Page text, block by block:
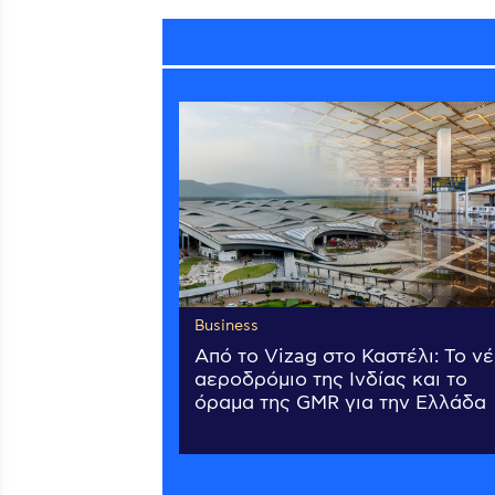
Business
Από το Vizag στο Καστέλι: Το
αεροδρόμιο της Ινδίας και το
όραμα της GMR για την Ελλάδα